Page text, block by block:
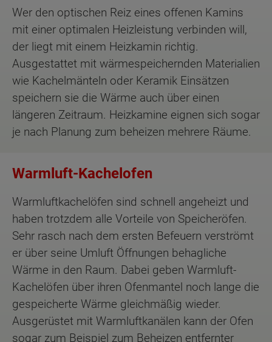
Wer den optischen Reiz eines offenen Kamins
mit einer optimalen Heizleistung verbinden will,
der liegt mit einem Heizkamin richtig.
Ausgestattet mit wärmespeichernden Materialien
wie Kachelmänteln oder Keramik Einsätzen
speichern sie die Wärme auch über einen
längeren Zeitraum. Heizkamine eignen sich sogar
je nach Planung zum beheizen mehrere Räume.
Warmluft-Kachelofen
Warmluftkachelöfen sind schnell angeheizt und
haben trotzdem alle Vorteile von Speicheröfen.
Sehr rasch nach dem ersten Befeuern verströmt
er über seine Umluft Öffnungen behagliche
Wärme in den Raum. Dabei geben Warmluft-
Kachelöfen über ihren Ofenmantel noch lange die
gespeicherte Wärme gleichmäßig wieder.
Ausgerüstet mit Warmluftkanälen kann der Ofen
sogar zum Beispiel zum Beheizen entfernter